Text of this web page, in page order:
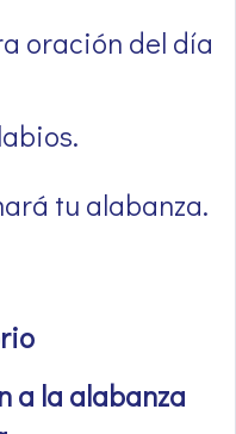
oración del día
tu alabanza.
a la alabanza